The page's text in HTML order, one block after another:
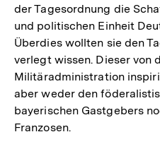
der Tagesordnung die
und politischen Einheit
Überdies wollten sie den
verlegt wissen. Dieser von
Militäradministration
aber weder den
bayerischen Gastgebers
Franzosen.